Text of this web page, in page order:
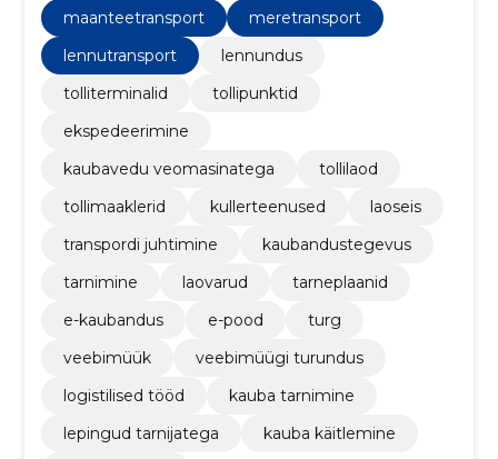
maanteetransport
meretransport
lennutransport
lennundus
tolliterminalid
tollipunktid
ekspedeerimine
kaubavedu veomasinatega
tollilaod
tollimaaklerid
kullerteenused
laoseis
transpordi juhtimine
kaubandustegevus
tarnimine
laovarud
tarneplaanid
e-kaubandus
e-pood
turg
veebimüük
veebimüügi turundus
logistilised tööd
kauba tarnimine
lepingud tarnijatega
kauba käitlemine